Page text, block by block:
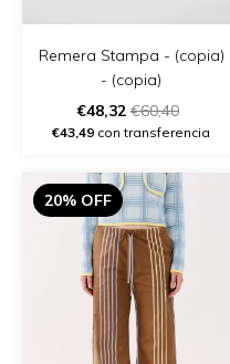
Remera Stampa - (copia)
- (copia)
€48,32 €60,40
€43,49 con transferencia
20% OFF